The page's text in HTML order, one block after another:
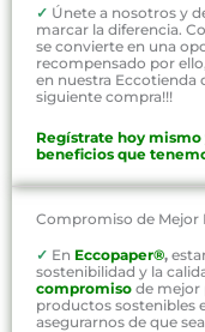
✓ Únete a nosotros y
marcar la diferencia.
se convierte en una
recompensado por
en nuestra Eccotienda
siguiente compra!!!
Regístrate hoy
beneficios que
Compromiso de Mejor
✓ En Eccopaper®,
sostenibilidad y la
compromiso de mejor
productos sostenibles
asegurarnos de que